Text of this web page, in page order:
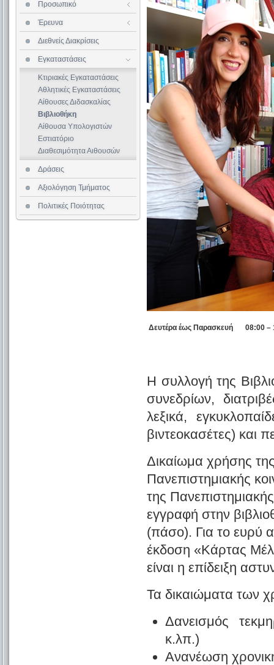
Δευτέρα έως Παρασκευή 08:00 –
Η συλλογή της
συνεδρίων,
λεξικά,
βιντεοκασέτες) και
Δικαίωμα χρήσης
Πανεπιστημιακής
της
εγγραφή στην
(πάσο). Για το ευρύ
έκδοση «Κάρτας
είναι η επίδειξη
Τα δικαιώματα των
Δανεισμός
κ.λπ.)
Ανανέωση
Προσωπικό
Επισκέπτες Καθηγητές
Έρευνα
Επιστημονική Δεοντολογία
Ερευνητικά Προγράμματα
Διεθνείς Διακρίσεις
Εγκαταστάσεις
Κτιριακές Εγκαταστάσεις
Αθλητικές Εγκαταστάσεις
Αίθουσες Διδασκαλίας
Βιβλιοθήκη
Αίθουσα Υπολογιστών
Εστιατόριο
Διαθεσιμότητα Αιθουσών
Δράσεις
Αξιολόγηση Τμήματος
Πολιτικές Ποιότητας